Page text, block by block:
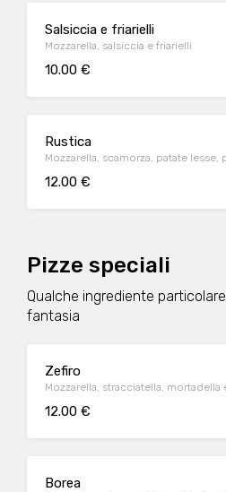
Salsiccia e friarielli
Mozzarella, salsiccia e friarielli
10.00 €
Rustica
Mozzarella, scamorza, patate lesse,
12.00 €
Pizze speciali
Qualche ingrediente
fantasia
Zefiro
Mozzarella, stracciatella, mortadella
12.00 €
Borea